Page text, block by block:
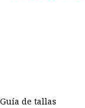
Guía de tallas